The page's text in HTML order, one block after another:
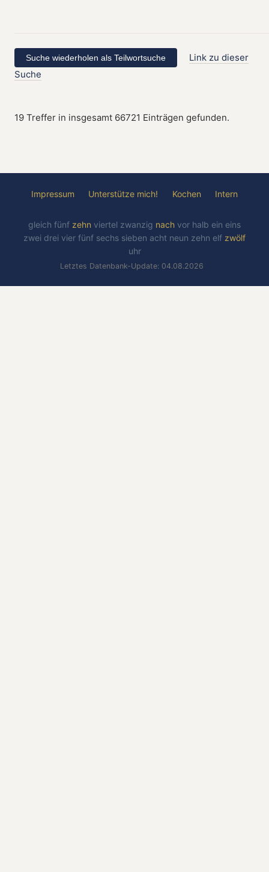
Link zu dieser
Suche
19 Treffer in insgesamt 66721 Einträgen gefunden.
Impressum Unterstütze mich! Kochen Intern
gleich fünf zehn viertel zwanzig nach vor halb ein eins
zwei drei vier fünf sechs sieben acht neun zehn elf zwölf
uhr
Letztes Datenbank-Update: 04.08.2026